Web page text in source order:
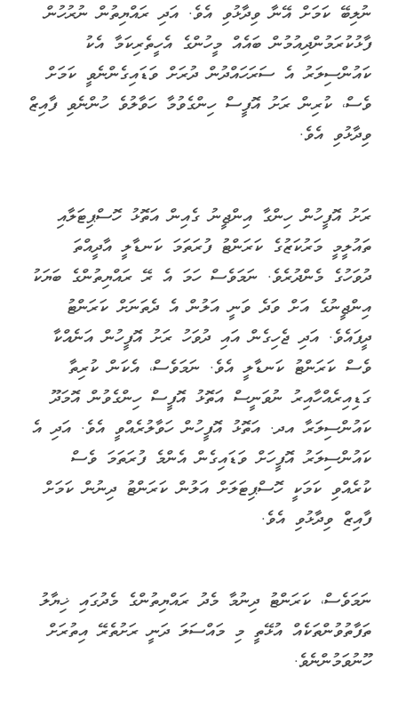
ނުލިބޭ ކަމަށް އޭނާ ވިދާޅުވި އެވެ. އަދި ރައްޔިތުން ނުރުހުން
ފާޅުކުރަމުންދިއުމުން ބައެއް މީހުންގެ އެހީތެރިކަމާ އެކު
ކައުންސިލަރު އެ ސަރަހައްދުން ދުރަށް ވަޑައިގެންނެވީ ކަމަށް
ވެސް، ކުރިން ރަށު އޮފީސް ހިންގެވުމާ ހަވާލުވެ ހުންނެވި ފާއިޒް
ވިދާޅުވި އެވެ.
ރަށު އޮފީހުން ހިންގާ އިންޖީނު ގެއިން އަތޮޅު ހޮސްޕިޓަލާއި
ތައުލީމީ މަރުކަޒުގެ ކަރަންޓު ފުރަތަމަ ކަނޑާލީ އާދީއްތަ
ދުވަހުގެ މެންދުރެވެ. ނަމަވެސް ހަމަ އެ ރޭ ރައްޔިތުންގެ ބަޔަކު
އިންޖީނުގެ އަށް ވަދެ ވަނީ އަލުން އެ ދެތަނަށް ކަރަންޓު
ދީފައެވެ. އަދި ޖެހިގެން އައި ދުވަހު ރަށު އޮފީހުން އަނެއްކާ
ވެސް ކަރަންޓު ކަނޑާލީ އެވެ. ނަމަވެސް، އެކަން ކުރިތާ
ގަޑިއިރެއްހާއިރު ނުވަނީސް އަތޮޅު އޮފީސް ހިންގެވުން އޮމަދޫ
ކައުންސިލަރާ އދ. އަތޮޅު އޮފީހުން ހަވާލުރެއްވީ އެވެ. އަދި އެ
ކައުންސިލަރު އޮފީހަށް ވަޑައިގެން އެންމެ ފުރަތަމަ ވެސް
ކުރެއްވި ކަމަކީ ހޮސްޕިޓަލަށް އަލުން ކަރަންޓު ދިނުން ކަމަށް
ފާއިޒް ވިދާޅުވި އެވެ.
ނަމަވެސް، ކަރަންޓު ދިނުމާ މެދު ރައްޔިތުންގެ މެދުގައި ޚިޔާލު
ތަފާތުވުންތަކެއް އުޅޭތީ މި މައްސަލަ ދަނީ ރަށުތެރޭ އިތުރަށް
ހޫނުވަމުންނެވެ.